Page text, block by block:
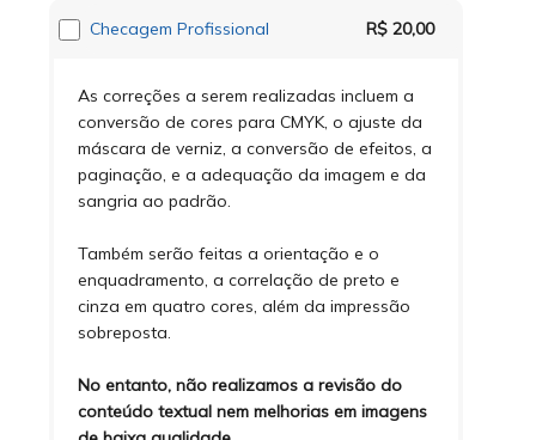
Checagem Profissional R$ 20,00
As correções a serem realizadas incluem a
conversão de cores para CMYK, o ajuste da
máscara de verniz, a conversão de efeitos, a
paginação, e a adequação da imagem e da
sangria ao padrão.
Também serão feitas a orientação e o
enquadramento, a correlação de preto e
cinza em quatro cores, além da impressão
sobreposta.
No entanto, não realizamos a revisão do
conteúdo textual nem melhorias em imagens